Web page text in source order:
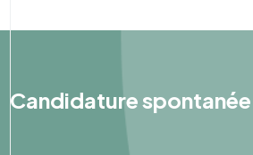
Candidature spontanée